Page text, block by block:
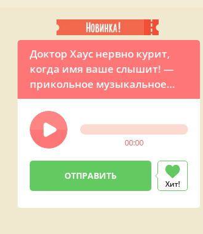
Доктор Хаус нервно курит,
когда имя ваше слышит! —
прикольное музыкальное
поздравление ко Дню
медика
00:00
Хит!